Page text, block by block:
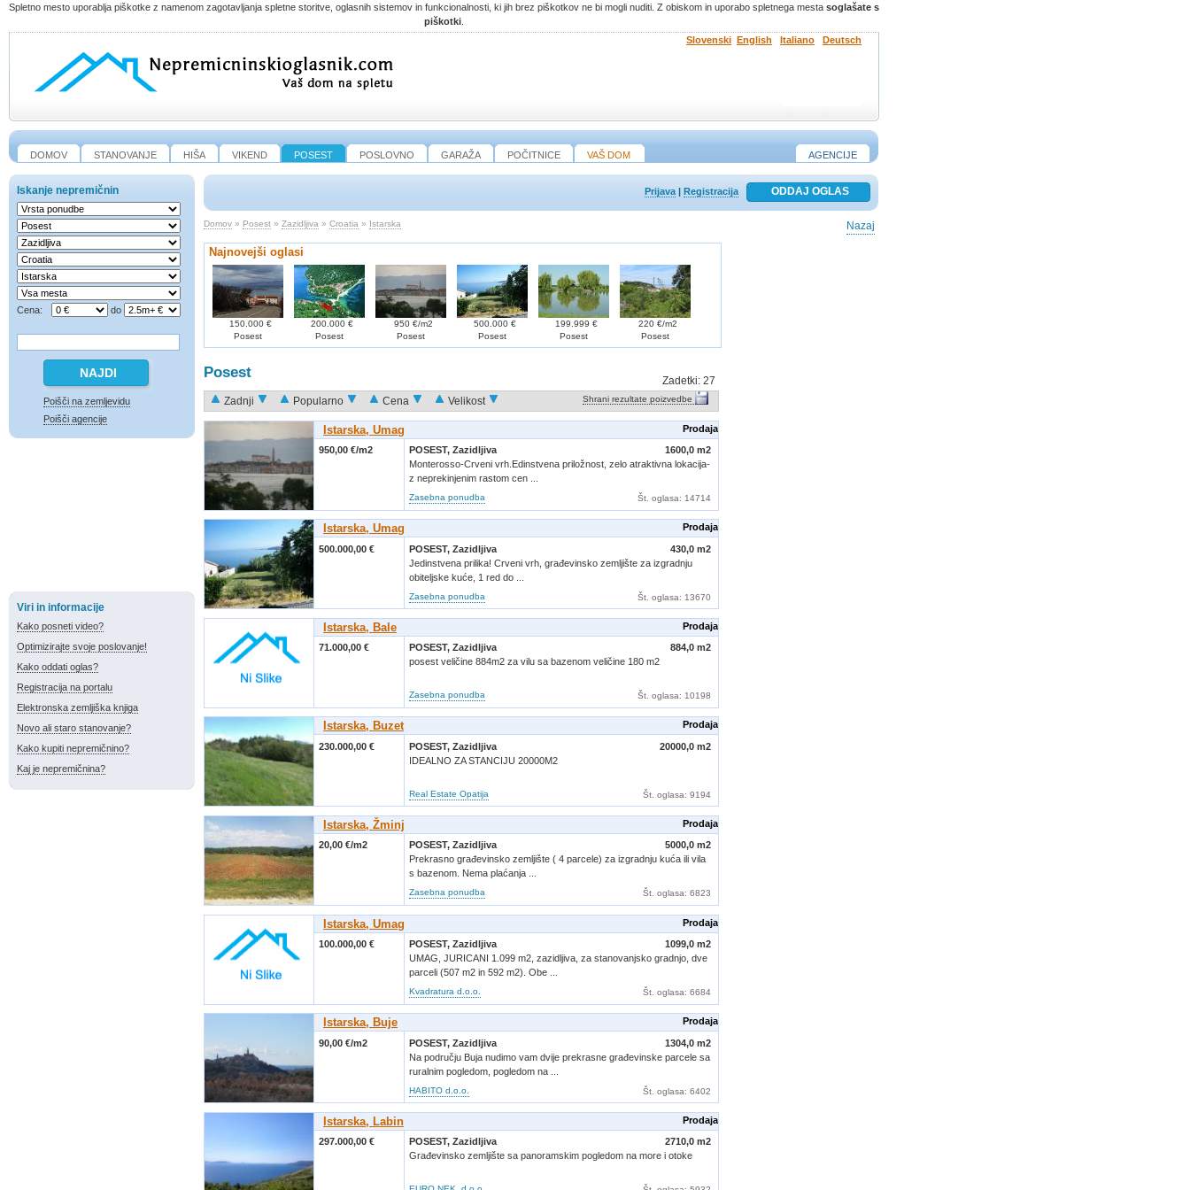
Spletno mesto uporablja piškotke z namenom zagotavljanja spletne storitve, oglasnih sistemov in funkcionalnosti, ki jih brez piškotkov ne bi mogli nuditi. Z obiskom in uporabo spletnega mesta soglašate s
piškotki
Slovenski
English Italiano Deutsch
DOMOV STANOVANJE HIŠA VIKEND POSEST POSLOVNO GARAŽA POČITNICE VAŠ DOM AGENCIJE
Iskanje nepremičnin
Cena: do
Poišči na zemljevidu
Poišči agencije
Viri in informacije
Kako posneti video?
Optimizirajte svoje poslovanje!
Kako oddati oglas?
Registracija na portalu
Elektronska zemljiška knjiga
Novo ali staro stanovanje?
Kako kupiti nepremičnino?
Kaj je nepremičnina?
Prijava Registracija
Domov » Posest » Zazidljiva » Croatia » Istarska Nazaj
Najnovejši oglasi
150.000 €
Posest
200.000 €
Posest
950 €/m2
Posest
500.000 €
Posest
199.999 €
Posest
220 €/m2
Posest
Posest Zadetki: 27
Zadnji
Popularno Cena Velikost Shrani rezultate poizvedbe
Istarska, Umag Prodaja
950,00 €/m2 1600,0 m2
POSEST,Zazidljiva
Monterosso-Crveni vrh.Edinstvena priložnost, zelo atraktivna lokacija-
z neprekinjenim rastom cen ...
Zasebna ponudba Št. oglasa: 14714
Istarska, Umag Prodaja
500.000,00 € 430,0 m2
POSEST,Zazidljiva
Jedinstvena prilika! Crveni vrh, građevinsko zemljište za izgradnju
obiteljske kuće, 1 red do ...
Zasebna ponudba Št. oglasa: 13670
Istarska, Bale Prodaja
71.000,00 € 884,0 m2
POSEST,Zazidljiva
posest veličine 884m2 za vilu sa bazenom veličine 180 m2
Zasebna ponudba Št. oglasa: 10198
Istarska, Buzet Prodaja
230.000,00 € 20000,0 m2
POSEST,Zazidljiva
IDEALNO ZA STANCIJU 20000M2
Real Estate Opatija Št. oglasa: 9194
Istarska, Žminj Prodaja
20,00 €/m2 5000,0 m2
POSEST,Zazidljiva
Prekrasno građevinsko zemljište ( 4 parcele) za izgradnju kuća ili vila
s bazenom. Nema plaćanja ...
Zasebna ponudba Št. oglasa: 6823
Istarska, Umag Prodaja
100.000,00 € 1099,0 m2
POSEST,Zazidljiva
UMAG, JURICANI 1.099 m2, zazidljiva, za stanovanjsko gradnjo, dve
parceli (507 m2 in 592 m2). Obe ...
Kvadratura d.o.o. Št. oglasa: 6684
Istarska, Buje Prodaja
90,00 €/m2 1304,0 m2
POSEST,Zazidljiva
Na području Buja nudimo vam dvije prekrasne građevinske parcele sa
ruralnim pogledom, pogledom na ...
HABITO d.o.o. Št. oglasa: 6402
Istarska, Labin Prodaja
297.000,00 € 2710,0 m2
POSEST,Zazidljiva
Građevinsko zemljište sa panoramskim pogledom na more i otoke